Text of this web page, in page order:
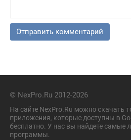
© NexPro.Ru 2012-2026
На сайте NexPro.Ru можно скачать
приложения, которые доступны в
бесплатно. У нас вы найдете самые
программы.